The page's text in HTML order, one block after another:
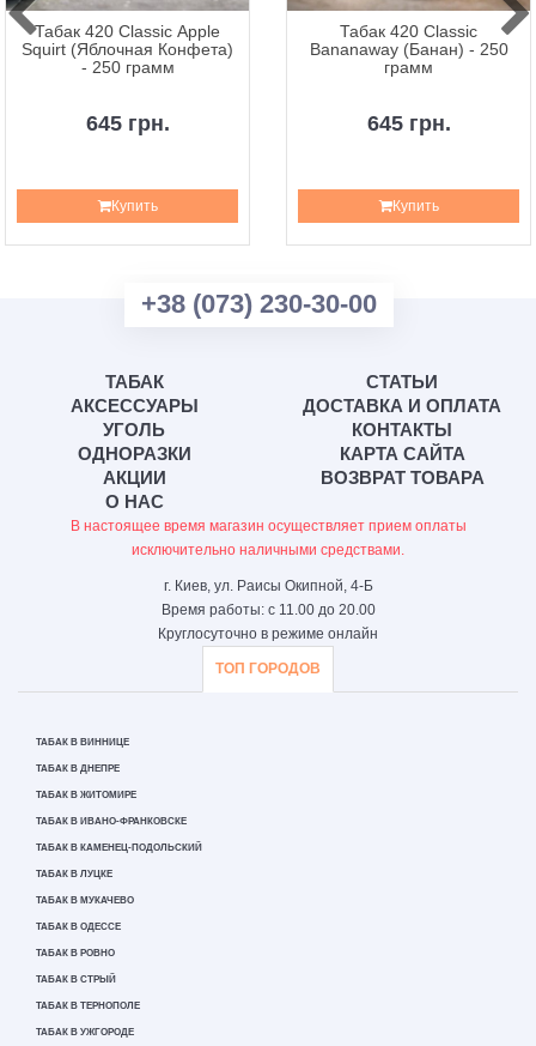
Табак 420 Classic Apple
Squirt (Яблочная Конфета)
- 250 грамм
645 грн.
Купить
Табак 420 Classic
Bananaway (Банан) - 250
грамм
645 грн.
Купить
+38 (073) 230-30-00
ТАБАК
АКСЕССУАРЫ
УГОЛЬ
ОДНОРАЗКИ
АКЦИИ
О НАС
СТАТЬИ
ДОСТАВКА И ОПЛАТА
КОНТАКТЫ
КАРТА САЙТА
ВОЗВРАТ ТОВАРА
В настоящее время магазин осуществляет прием оплаты
исключительно наличными средствами.
г. Киев, ул. Раисы Окипной, 4-Б
Время работы: с 11.00 до 20.00
Круглосуточно в режиме онлайн
ТОП ГОРОДОВ
ТАБАК В ВИННИЦЕ
ТАБАК В ДНЕПРЕ
ТАБАК В ЖИТОМИРЕ
ТАБАК В ИВАНО-ФРАНКОВСКЕ
ТАБАК В КАМЕНЕЦ-ПОДОЛЬСКИЙ
ТАБАК В ЛУЦКЕ
ТАБАК В МУКАЧЕВО
ТАБАК В ОДЕССЕ
ТАБАК В РОВНО
ТАБАК В СТРЫЙ
ТАБАК В ТЕРНОПОЛЕ
ТАБАК В УЖГОРОДЕ